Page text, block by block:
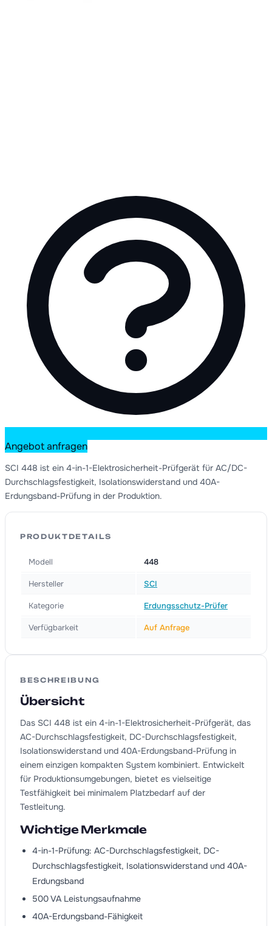
Angebot anfragen
SCI 448 ist ein 4-in-1-Elektrosicherheit-Prüfgerät für AC/DC-
Durchschlagsfestigkeit, Isolationswiderstand und 40A-
Erdungsband-Prüfung in der Produktion.
PRODUKTDETAILS
Modell 448
Hersteller SCI
Kategorie Erdungsschutz-Prüfer
Verfügbarkeit Auf Anfrage
BESCHREIBUNG
Übersicht
Das SCI 448 ist ein 4-in-1-Elektrosicherheit-Prüfgerät, das
AC-Durchschlagsfestigkeit, DC-Durchschlagsfestigkeit,
Isolationswiderstand und 40A-Erdungsband-Prüfung in
einem einzigen kompakten System kombiniert. Entwickelt
für Produktionsumgebungen, bietet es vielseitige
Testfähigkeit bei minimalem Platzbedarf auf der
Testleitung.
Wichtige Merkmale
4-in-1-Prüfung: AC-Durchschlagsfestigkeit, DC-
Durchschlagsfestigkeit, Isolationswiderstand und 40A-
Erdungsband
500 VA Leistungsaufnahme
40A-Erdungsband-Fähigkeit